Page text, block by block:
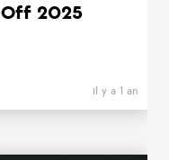
Off 2025
il y a 1 an